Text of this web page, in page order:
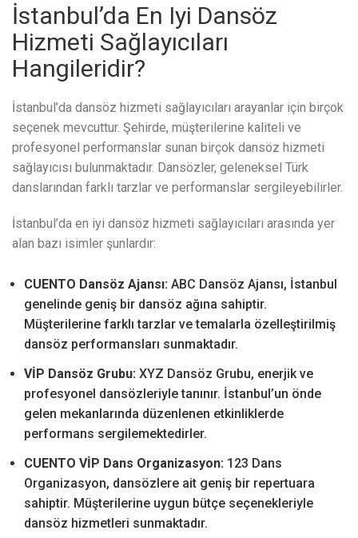
İstanbul’da En Iyi Dansöz
Hizmeti Sağlayıcıları
Hangileridir?
İstanbul’da dansöz hizmeti sağlayıcıları arayanlar için birçok
seçenek mevcuttur. Şehirde, müşterilerine kaliteli ve
profesyonel performanslar sunan birçok dansöz hizmeti
sağlayıcısı bulunmaktadır. Dansözler, geleneksel Türk
danslarından farklı tarzlar ve performanslar sergileyebilirler.
İstanbul’da en iyi dansöz hizmeti sağlayıcıları arasında yer
alan bazı isimler şunlardır:
CUENTO Dansöz Ajansı: ABC Dansöz Ajansı, İstanbul
genelinde geniş bir dansöz ağına sahiptir.
Müşterilerine farklı tarzlar ve temalarla özelleştirilmiş
dansöz performansları sunmaktadır.
VİP Dansöz Grubu: XYZ Dansöz Grubu, enerjik ve
profesyonel dansözleriyle tanınır. İstanbul’un önde
gelen mekanlarında düzenlenen etkinliklerde
performans sergilemektedirler.
CUENTO VİP Dans Organizasyon: 123 Dans
Organizasyon, dansözlere ait geniş bir repertuara
sahiptir. Müşterilerine uygun bütçe seçenekleriyle
dansöz hizmetleri sunmaktadır.